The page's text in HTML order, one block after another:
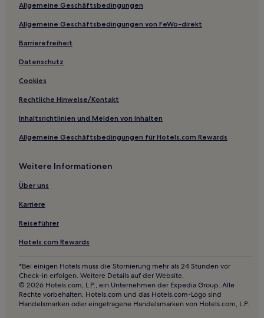
Emerson Hotels
Vail Hotels
Michigamme Hotels
Eben Junction Hotels
Deer Park Hotels
Parker Hotels
Simmons Hotels
Vulcan Hotels
Bergland Hotels
Hotels nahe Nahma Marsh Trail
Mass City Hotels
Phoenix Hotels
Hotels nahe Skigebiet Porcupine Mountains
Hotels nahe Eben Ice Caves and Canyon Falls & Gorge
Hotels nahe Michigamme Roadside Park
Hotels nahe Miners Beach
2-Sterne-Hotels in Mackinac Island
Allgemeine Geschäftsbedingungen
Allgemeine Geschäftsbedingungen von FeWo-direkt
Barrierefreiheit
Datenschutz
Cookies
Rechtliche Hinweise/Kontakt
Inhaltsrichtlinien und Melden von Inhalten
Allgemeine Geschäftsbedingungen für Hotels.com Rewards
Weitere Informationen
Über uns
Karriere
Reiseführer
Hotels.com Rewards
*Bei einigen Hotels muss die Stornierung mehr als 24 Stunden vor
Check-in erfolgen. Weitere Details auf der Website.
© 2026 Hotels.com, L.P., ein Unternehmen der Expedia Group. Alle
Rechte vorbehalten. Hotels.com und das Hotels.com-Logo sind
Handelsmarken oder eingetragene Handelsmarken von Hotels.com, L.P.